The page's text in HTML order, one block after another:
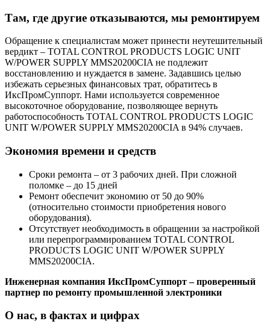
Там, где другие отказываются, мы ремонтируем
Обращение к специалистам может принести неутешительный
вердикт – TOTAL CONTROL PRODUCTS LOGIC UNIT
W/POWER SUPPLY MMS20200CIA не подлежит
восстановлению и нуждается в замене. Задавшись целью
избежать серьезных финансовых трат, обратитесь в
ИксПромСуппорт. Нами используется современное
высокоточное оборудование, позволяющее вернуть
работоспособность TOTAL CONTROL PRODUCTS LOGIC
UNIT W/POWER SUPPLY MMS20200CIA в 94% случаев.
Экономия времени и средств
Сроки ремонта – от 3 рабочих дней. При сложной
поломке – до 15 дней
Ремонт обеспечит экономию от 50 до 90%
(относительно стоимости приобретения нового
оборудования).
Отсутствует необходимость в обращении за настройкой
или перепрограммированием TOTAL CONTROL
PRODUCTS LOGIC UNIT W/POWER SUPPLY
MMS20200CIA.
Инженерная компания ИксПромСуппорт – проверенный
партнер по ремонту промышленной электроники
О нас, в фактах и цифрах